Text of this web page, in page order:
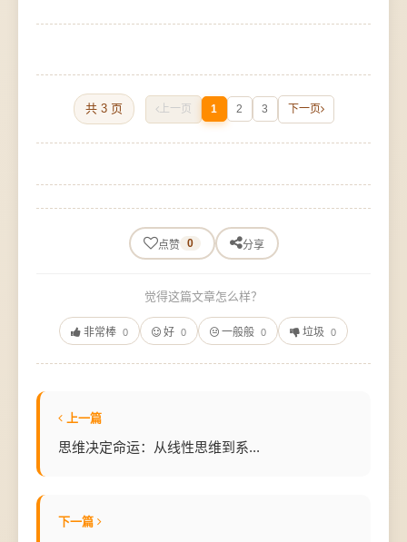
共 3 页 上一页 1 2 3 下一页
点赞 0 分享
觉得这篇文章怎么样？
非常棒 0 好 0 一般般 0 垃圾 0
上一篇
思维决定命运：从线性思维到系...
下一篇